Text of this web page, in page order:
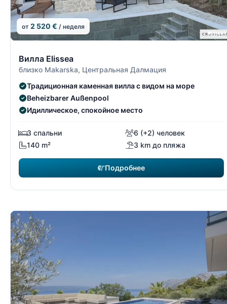
от 2 520 € / неделя
Вилла Elissea
близко Makarska, Центральная Далмация
Традиционная каменная вилла с видом на море
Beheizbarer Außenpool
Идиллическое, спокойное место
3 спальни
6 (+2) человек
140 m²
3 km до пляжа
Подробнее